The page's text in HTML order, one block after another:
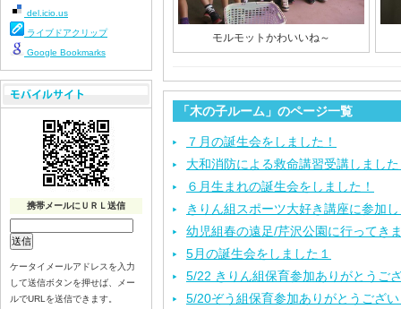
モルモットかわいいね～
「木の子ルーム」のページ一覧
７月の誕生会をしました！
大和消防による救命講習受講しまし
６月生まれの誕生会をしました！
きりん組スポーツ大好き講座に参加
幼児組春の遠足/芹沢公園に行ってき
5月の誕生会をしました１
5/22 きりん組保育参加ありがとうご
5/20ぞう組保育参加ありがとうござ
del.icio.us
ライブドアクリップ
Google Bookmarks
携帯メールにＵＲＬ送信
ケータイメールアドレスを入力
して送信ボタンを押せば、メー
ルでURLを送信できます。